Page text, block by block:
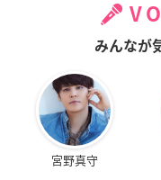
みんなが
宮野真守